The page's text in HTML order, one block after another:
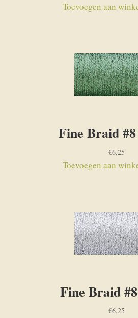
Toevoegen aan
Fine Braid
€6,25
Toevoegen aan
Fine Braid
€6,25